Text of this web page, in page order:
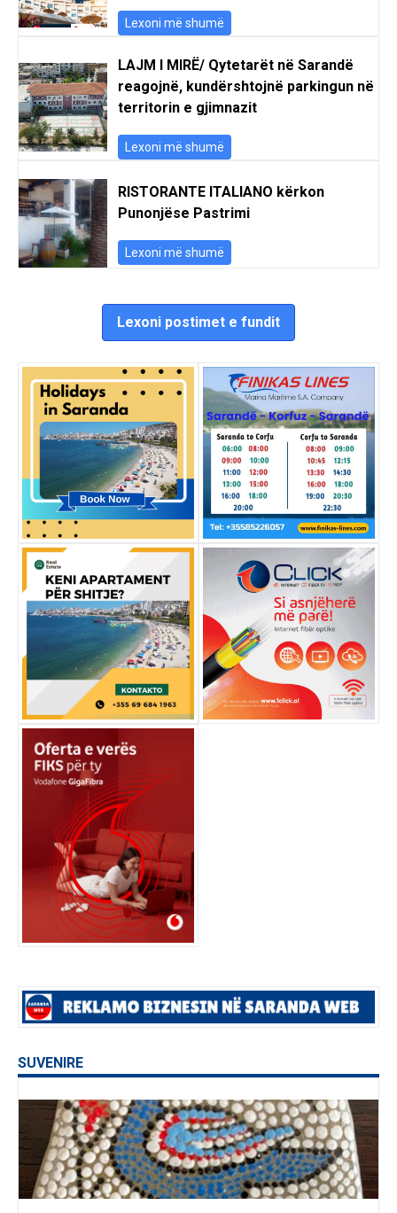
Lexoni më shumë
LAJM I MIRË/ Qytetarët në Sarandë
reagojnë, kundërshtojnë parkingun në
territorin e gjimnazit
Lexoni më shumë
RISTORANTE ITALIANO kërkon
Punonjëse Pastrimi
Lexoni më shumë
Lexoni postimet e fundit
SUVENIRE